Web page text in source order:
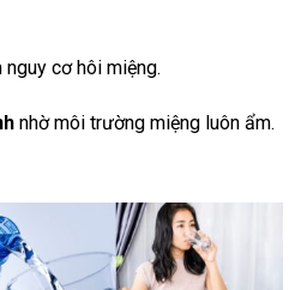
nguy cơ hôi miệng.
nhờ môi trường miệng luôn ẩm.